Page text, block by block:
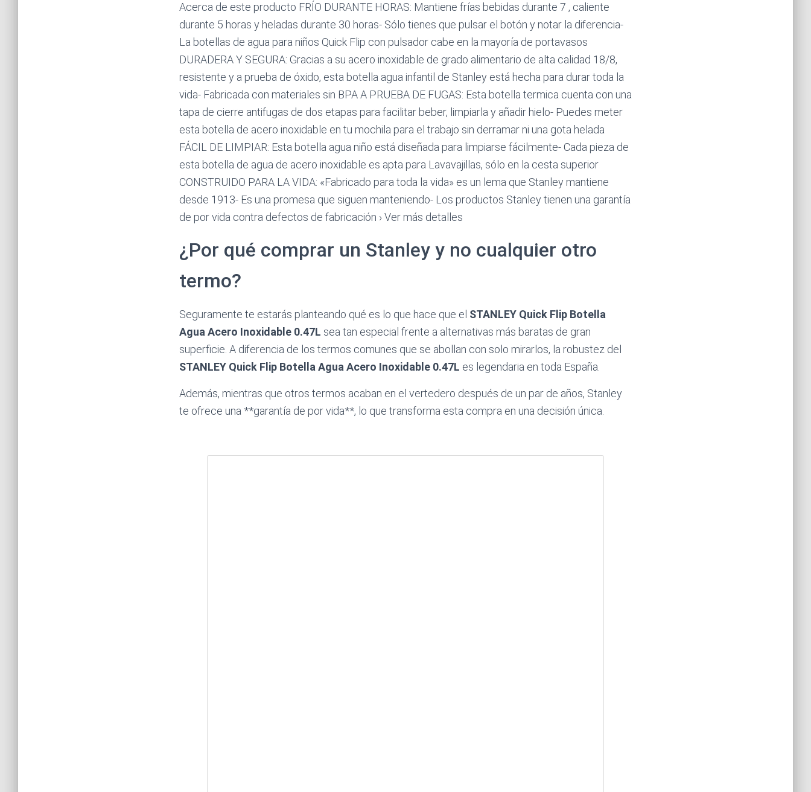
Acerca de este producto FRÍO DURANTE HORAS: Mantiene frías bebidas durante 7 , caliente
durante 5 horas y heladas durante 30 horas- Sólo tienes que pulsar el botón y notar la diferencia-
La botellas de agua para niños Quick Flip con pulsador cabe en la mayoría de portavasos
DURADERA Y SEGURA: Gracias a su acero inoxidable de grado alimentario de alta calidad 18/8,
resistente y a prueba de óxido, esta botella agua infantil de Stanley está hecha para durar toda la
vida- Fabricada con materiales sin BPA A PRUEBA DE FUGAS: Esta botella termica cuenta con una
tapa de cierre antifugas de dos etapas para facilitar beber, limpiarla y añadir hielo- Puedes meter
esta botella de acero inoxidable en tu mochila para el trabajo sin derramar ni una gota helada
FÁCIL DE LIMPIAR: Esta botella agua niño está diseñada para limpiarse fácilmente- Cada pieza de
esta botella de agua de acero inoxidable es apta para Lavavajillas, sólo en la cesta superior
CONSTRUIDO PARA LA VIDA: «Fabricado para toda la vida» es un lema que Stanley mantiene
desde 1913- Es una promesa que siguen manteniendo- Los productos Stanley tienen una garantía
de por vida contra defectos de fabricación › Ver más detalles
¿Por qué comprar un Stanley y no cualquier otro
termo?
Seguramente te estarás planteando qué es lo que hace que el STANLEY Quick Flip Botella
Agua Acero Inoxidable 0.47L sea tan especial frente a alternativas más baratas de gran
superficie. A diferencia de los termos comunes que se abollan con solo mirarlos, la robustez del
STANLEY Quick Flip Botella Agua Acero Inoxidable 0.47L es legendaria en toda España.
Además, mientras que otros termos acaban en el vertedero después de un par de años, Stanley
te ofrece una **garantía de por vida**, lo que transforma esta compra en una decisión única.